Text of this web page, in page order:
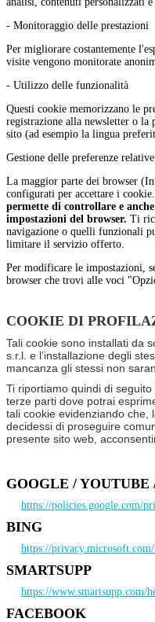
- Monitoraggio delle prestazioni
Per migliorare costantemente
visite vengono monitorate
- Utilizzo delle funzionalità
Questi cookie memorizzano le
registrazione alla newsletter o la
sito (ad esempio la lingua
Gestione delle preferenze
La maggior parte dei browser
configurati per accettare i
permette di controllare e
impostazioni del browser. Ti
navigazione o quelli funzionali
limitare il servizio offerto.
Per modificare le impostazioni,
browser che trovi alle voci
COOKIE DI
Tali cookie sono installati da
s.r.l. e l’installazione degli
mancanza gli stessi non
Ti riportiamo quindi di
terze parti dove potrai
tali cookie evidenziando che,
decidessi di proseguire
presente sito web,
GOOGLE /
https://policies.google.com/
BING
https://
SMARTSUPP
https://www.smartsupp.com/
FACEBOOK